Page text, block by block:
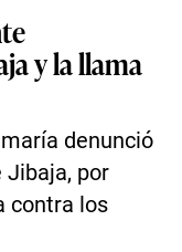
y la llama
denunció
Jibaja, por
contra los